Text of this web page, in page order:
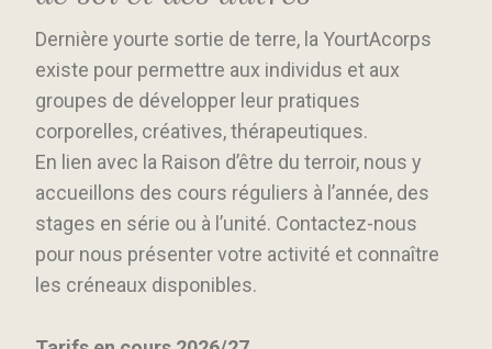
Dernière yourte sortie de terre, la YourtAcorps
existe pour permettre aux individus et aux
groupes de développer leur pratiques
corporelles, créatives, thérapeutiques.
En lien avec la Raison d’être du terroir, nous y
accueillons des cours réguliers à l’année, des
stages en série ou à l’unité. Contactez-nous
pour nous présenter votre activité et connaître
les créneaux disponibles.